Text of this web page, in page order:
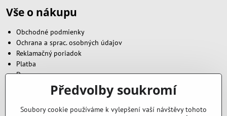
Vše o nákupu
Obchodné podmienky
Ochrana a sprac. osobných údajov
Reklamačný poriadok
Platba
Doprava
Zavoláme vám zpět
Předvolby soukromí
Soubory cookie používáme k vylepšení vaší návštěvy tohoto